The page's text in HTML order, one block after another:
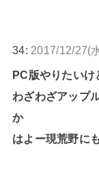
34: 2017/12/27(
PC版やりたい
わざわざアップ
か
はよー現荒野に